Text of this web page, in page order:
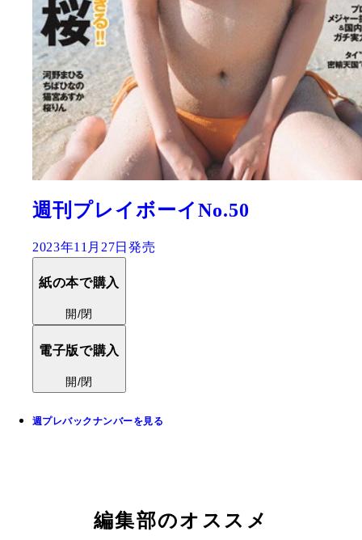
週刊プレイボーイNo.50
2023年11月27日発売
紙の本で購入
開/閉
電子版で購入
開/閉
週プレバックナンバーを見る
編集部のオススメ